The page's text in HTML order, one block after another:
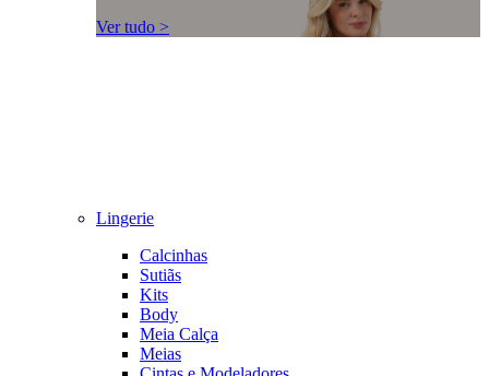
Ver tudo >
Lingerie
Calcinhas
Sutiãs
Kits
Body
Meia Calça
Meias